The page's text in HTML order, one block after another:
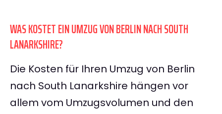
WAS KOSTET EIN UMZUG VON BERLIN NACH SOUTH
LANARKSHIRE?
Die Kosten für Ihren Umzug von Berlin
nach South Lanarkshire hängen vor
allem vom Umzugsvolumen und den